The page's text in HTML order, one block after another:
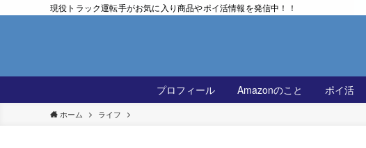
現役トラック運転手がお気に入り商品やポイ活情報を発信中！！
プロフィール Amazonのこと ポイ活
ホーム ライフ